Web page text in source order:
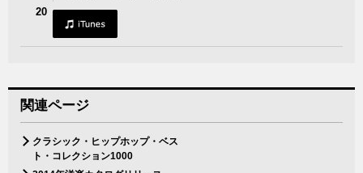
20
関連ページ
クラシック・ヒップホップ・ベス
ト・コレクション1000